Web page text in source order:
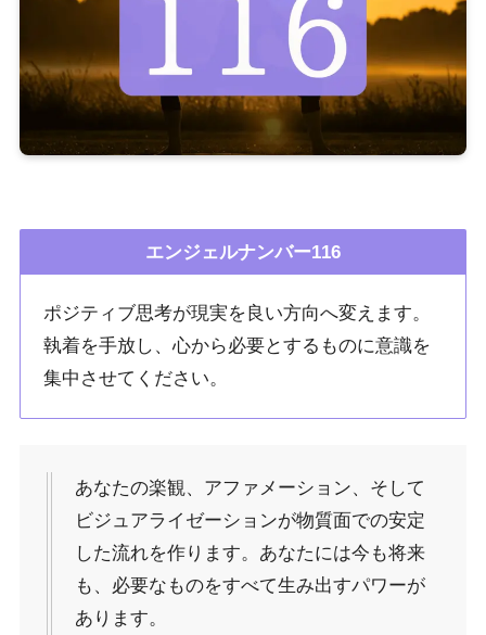
エンジェルナンバー116
ポジティブ思考が現実を良い方向へ変えます。
執着を手放し、心から必要とするものに意識を
集中させてください。
あなたの楽観、アファメーション、そして
ビジュアライゼーションが物質面での安定
した流れを作ります。あなたには今も将来
も、必要なものをすべて生み出すパワーが
あります。